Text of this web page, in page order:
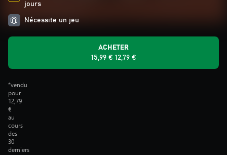
jours
Nécessite un jeu
ACHETER
15,99 € 12,79 €
*vendu
pour
12,79
€
au
cours
des
30
derniers